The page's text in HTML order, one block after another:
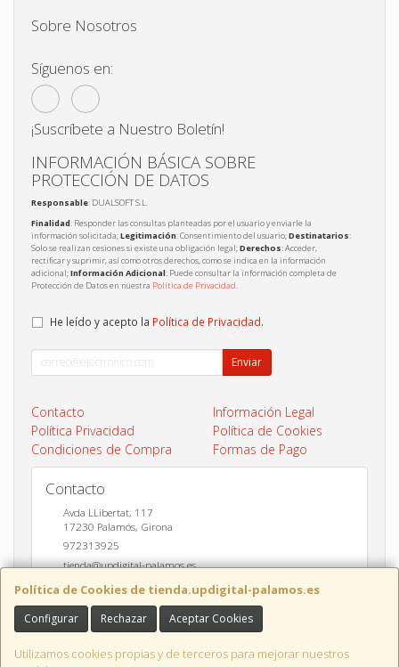
Política de Cookies de tienda.updigital-palamos.es
Configurar Rechazar Aceptar Cookies
Utilizamos cookies propias y de terceros para mejorar nuestros
Sobre Nosotros
Síguenos en:
¡Suscríbete a Nuestro Boletín!
INFORMACIÓN BÁSICA SOBRE
PROTECCIÓN DE DATOS
Responsable: DUALSOFT S.L.
Finalidad: Responder las consultas planteadas por el usuario y enviarle la
información solicitada;Legitimación: Consentimiento del usuario;Destinatarios:
Solo se realizan cesiones si existe una obligación legal;Derechos: Acceder,
rectificar y suprimir, así como otros derechos, como se indica en la información
adicional;Información Adicional: Puede consultar la información completa de
Protección de Datos en nuestra Política de Privacidad.
He leído y acepto la Política de Privacidad.
Enviar
Contacto
Información Legal
Política Privacidad
Política de Cookies
Condiciones de Compra
Formas de Pago
Contacto
Avda LLibertat, 117
17230 Palamós, Girona
972313925
tienda@updigital-palamos.es
Horario